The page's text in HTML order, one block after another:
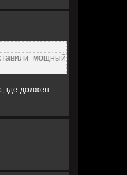
мощный
где должен